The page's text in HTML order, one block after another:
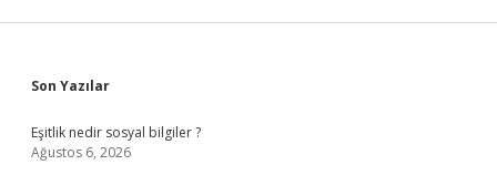
Sidebar
Son Yazılar
Eşitlik nedir sosyal bilgiler ?
Ağustos 6, 2026